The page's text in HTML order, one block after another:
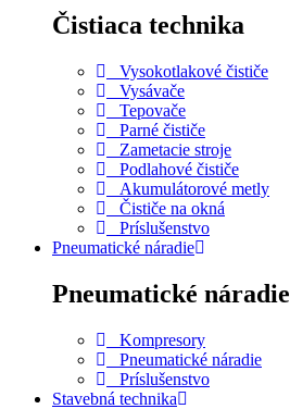
Čistiaca technika
Vysokotlakové čističe
Vysávače
Tepovače
Parné čističe
Zametacie stroje
Podlahové čističe
Akumulátorové metly
Čističe na okná
Príslušenstvo
Pneumatické náradie
Pneumatické náradie
Kompresory
Pneumatické náradie
Príslušenstvo
Stavebná technika